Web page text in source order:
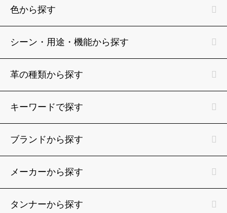
色から探す
シーン・用途・機能から探す
革の種類から探す
キーワードで探す
ブランドから探す
メーカーから探す
タンナーから探す